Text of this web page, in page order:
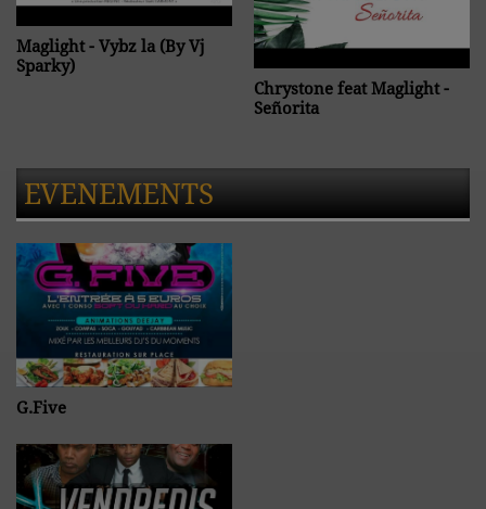
Maglight - Vybz la (By Vj
Sparky)
Chrystone feat Maglight -
Señorita
EVENEMENTS
G.Five